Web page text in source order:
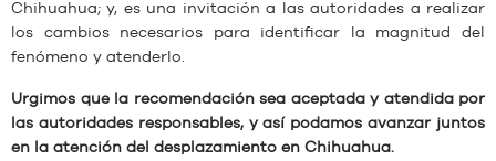
Chihuahua; y, es una invitación a las autoridades a realizar
los cambios necesarios para identificar la magnitud del
fenómeno y atenderlo.
Urgimos que la recomendación sea aceptada y atendida por
las autoridades responsables, y así podamos avanzar juntos
en la atención del desplazamiento en Chihuahua.